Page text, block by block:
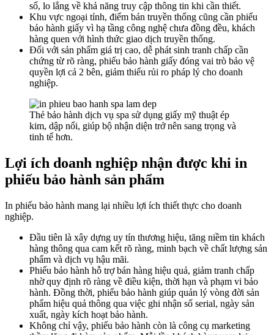
số, lo lắng về khả năng truy cập thông tin khi cần thiết.
Khu vực ngoại tỉnh, điểm bán truyền thống cũng cần phiếu
bảo hành giấy vì hạ tầng công nghệ chưa đồng đều, khách
hàng quen với hình thức giao dịch truyền thống.
Đối với sản phẩm giá trị cao, dễ phát sinh tranh chấp cần
chứng từ rõ ràng, phiếu bảo hành giấy đóng vai trò bảo vệ
quyền lợi cả 2 bên, giảm thiểu rủi ro pháp lý cho doanh
nghiệp.
Thẻ bảo hành dịch vụ spa sử dụng giấy mỹ thuật ép
kim, dập nổi, giúp bộ nhận diện trở nên sang trọng và
tinh tế hơn.
Lợi ích doanh nghiệp nhận được khi in
phiếu bảo hành sản phẩm
In phiếu bảo hành mang lại nhiều lợi ích thiết thực cho doanh
nghiệp.
Đầu tiên là xây dựng uy tín thương hiệu, tăng niềm tin khách
hàng thông qua cam kết rõ ràng, minh bạch về chất lượng sản
phẩm và dịch vụ hậu mãi.
Phiếu bảo hành hỗ trợ bán hàng hiệu quả, giảm tranh chấp
nhờ quy định rõ ràng về điều kiện, thời hạn và phạm vi bảo
hành. Đồng thời, phiếu bảo hành giúp quản lý vòng đời sản
phẩm hiệu quả thông qua việc ghi nhận số serial, ngày sản
xuất, ngày kích hoạt bảo hành.
Không chỉ vậy, phiếu bảo hành còn là công cụ marketing